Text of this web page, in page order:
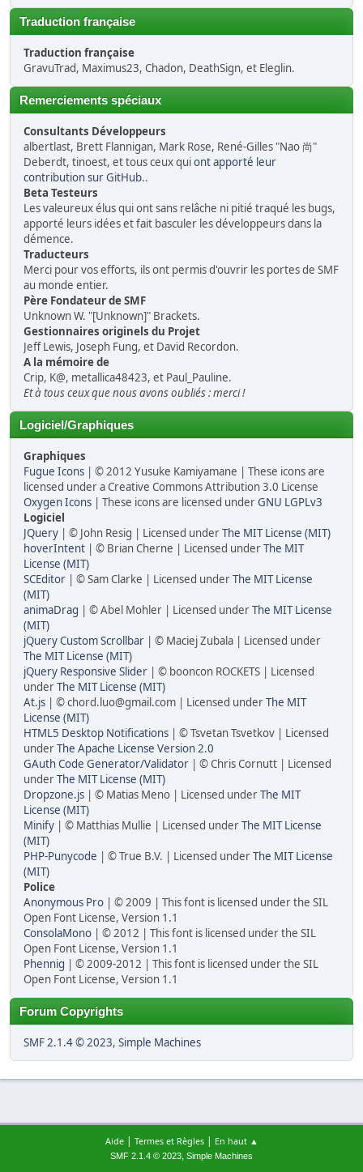
Traduction française
Traduction française
GravuTrad, Maximus23, Chadon, DeathSign, et Eleglin.
Remerciements spéciaux
Consultants Développeurs
albertlast, Brett Flannigan, Mark Rose, René-Gilles "Nao 尚"
Deberdt, tinoest, et tous ceux quiont apporté leur
contribution sur GitHub..
Beta Testeurs
Les valeureux élus qui ont sans relâche ni pitié traqué les bugs,
apporté leurs idées et fait basculer les développeurs dans la
démence.
Traducteurs
Merci pour vos efforts, ils ont permis d'ouvrir les portes de SMF
au monde entier.
Père Fondateur de SMF
Unknown W. "[Unknown]" Brackets.
Gestionnaires originels du Projet
Jeff Lewis, Joseph Fung, et David Recordon.
A la mémoire de
Crip, K@, metallica48423, et Paul_Pauline.
Et à tous ceux que nous avons oubliés : merci !
Logiciel/Graphiques
Graphiques
Fugue Icons | © 2012 Yusuke Kamiyamane | These icons are
licensed under a Creative Commons Attribution 3.0 License
Oxygen Icons | These icons are licensed underGNU LGPLv3
Logiciel
JQuery | © John Resig | Licensed underThe MIT License (MIT)
hoverIntent | © Brian Cherne | Licensed underThe MIT
License (MIT)
SCEditor | © Sam Clarke | Licensed underThe MIT License
(MIT)
animaDrag | © Abel Mohler | Licensed underThe MIT License
(MIT)
jQuery Custom Scrollbar | © Maciej Zubala | Licensed under
The MIT License (MIT)
jQuery Responsive Slider | © booncon ROCKETS | Licensed
underThe MIT License (MIT)
At.js | © chord.luo@gmail.com | Licensed underThe MIT
License (MIT)
HTML5 Desktop Notifications | © Tsvetan Tsvetkov | Licensed
underThe Apache License Version 2.0
GAuth Code Generator/Validator | © Chris Cornutt | Licensed
underThe MIT License (MIT)
Dropzone.js | © Matias Meno | Licensed underThe MIT
License (MIT)
Minify | © Matthias Mullie | Licensed underThe MIT License
(MIT)
PHP-Punycode | © True B.V. | Licensed underThe MIT License
(MIT)
Police
Anonymous Pro | © 2009 | This font is licensed under the SIL
Open Font License, Version 1.1
ConsolaMono | © 2012 | This font is licensed under the SIL
Open Font License, Version 1.1
Phennig | © 2009-2012 | This font is licensed under the SIL
Open Font License, Version 1.1
Forum Copyrights
SMF 2.1.4 © 2023, Simple Machines
Aide| Termes et Règles| En haut ▲
SMF 2.1.4 © 2023, Simple Machines